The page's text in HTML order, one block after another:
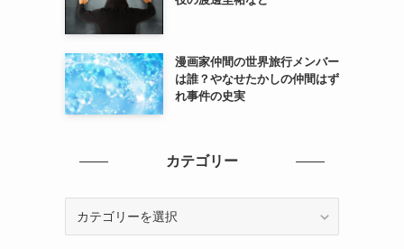
漫画家仲間の世界旅行メンバー
は誰？やなせたかしの仲間はず
れ事件の史実
カテゴリー